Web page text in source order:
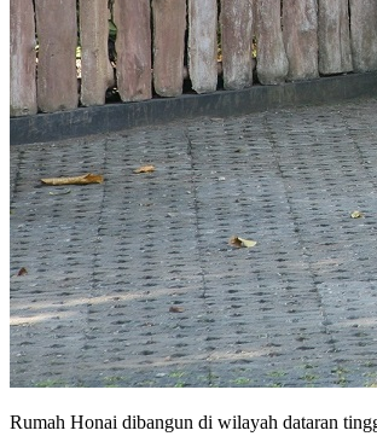
Rumah Honai dibangun di wilayah dataran